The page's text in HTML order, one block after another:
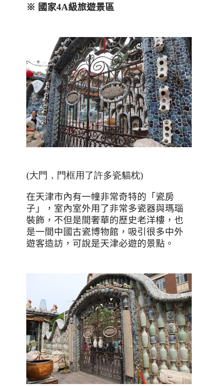
※ 國家4A級旅遊景區
(大門，門框用了許多瓷貓枕)
在天津市內有一幢非常奇特的「瓷房
子」，室內室外用了非常多瓷器與瑪瑙
裝飾，不但是間奢華的歷史老洋樓，也
是一間中國古瓷博物館，吸引很多中外
遊客造訪，可說是天津必遊的景點。